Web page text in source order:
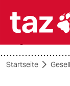
Startseite